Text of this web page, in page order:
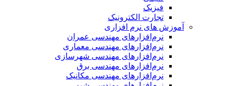
فیزیک
تجارت الکترونیک
آموزش های نرم افزاری
نرم‌افزارهای مهندسی عمران
نرم‌افزارهای مهندسی معماری
نرم‌افزارهای مهندسی شهرسازی
نرم‌افزارهای مهندسی برق
نرم‌افزارهای مهندسی مکانیک